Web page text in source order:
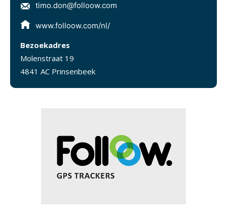
timo.don@folloow.com
www.folloow.com/nl/
Bezoekadres
Molenstraat 19
4841 AC Prinsenbeek